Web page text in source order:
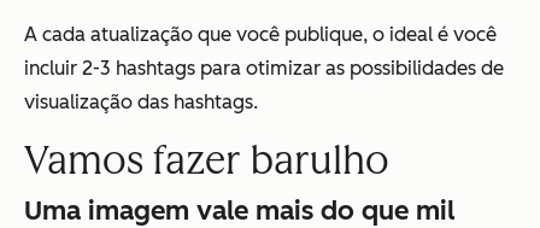
A cada atualização que você publique, o ideal é você
incluir 2-3 hashtags para otimizar as possibilidades de
visualização das hashtags.
Vamos fazer barulho
Uma imagem vale mais do que mil